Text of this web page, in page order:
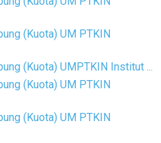
(Kuota) UM PTKIN
(Kuota) UMPTKIN Institut ...
(Kuota) UM PTKIN
(Kuota) UM PTKIN